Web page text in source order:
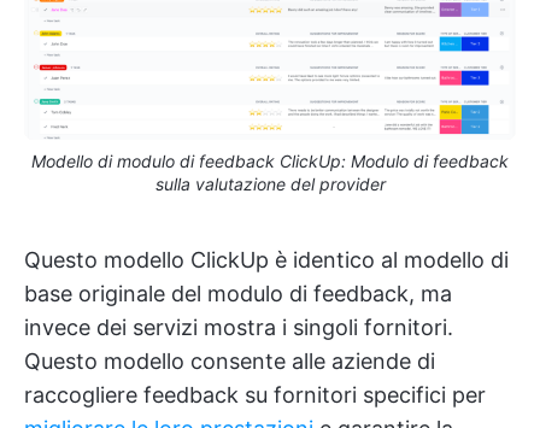
Modello di modulo di feedback ClickUp: Modulo di feedback
sulla valutazione del provider
Questo modello ClickUp è identico al modello di
base originale del modulo di feedback, ma
invece dei servizi mostra i singoli fornitori.
Questo modello consente alle aziende di
raccogliere feedback su fornitori specifici per